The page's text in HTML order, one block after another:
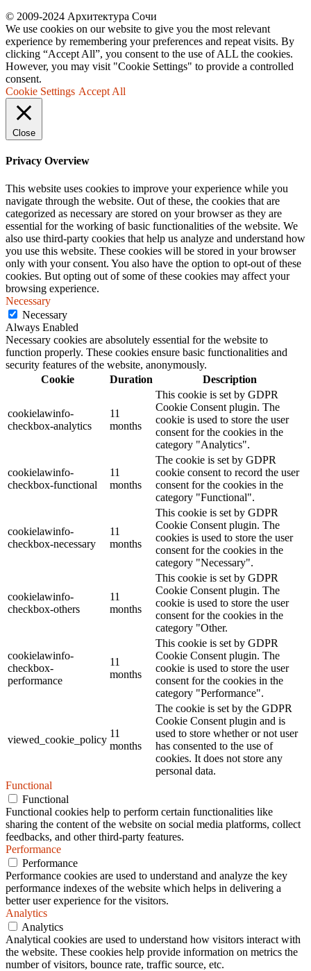
© 2009-2024 Архитектура Сочи
We use cookies on our website to give you the most relevant
experience by remembering your preferences and repeat visits. By
clicking “Accept All”, you consent to the use of ALL the cookies.
However, you may visit "Cookie Settings" to provide a controlled
consent.
Cookie Settings Accept All
Close
Privacy Overview
This website uses cookies to improve your experience while you
navigate through the website. Out of these, the cookies that are
categorized as necessary are stored on your browser as they are
essential for the working of basic functionalities of the website. We
also use third-party cookies that help us analyze and understand how
you use this website. These cookies will be stored in your browser
only with your consent. You also have the option to opt-out of these
cookies. But opting out of some of these cookies may affect your
browsing experience.
Necessary
Necessary
Always Enabled
Necessary cookies are absolutely essential for the website to
function properly. These cookies ensure basic functionalities and
security features of the website, anonymously.
Cookie
Duration Description
cookielawinfo-
checkbox-analytics
11
months
This cookie is set by GDPR
Cookie Consent plugin. The
cookie is used to store the user
consent for the cookies in the
category "Analytics".
cookielawinfo-
checkbox-functional
11
months
The cookie is set by GDPR
cookie consent to record the user
consent for the cookies in the
category "Functional".
cookielawinfo-
checkbox-necessary
11
months
This cookie is set by GDPR
Cookie Consent plugin. The
cookies is used to store the user
consent for the cookies in the
category "Necessary".
cookielawinfo-
checkbox-others
11
months
This cookie is set by GDPR
Cookie Consent plugin. The
cookie is used to store the user
consent for the cookies in the
category "Other.
cookielawinfo-
checkbox-
performance
11
months
This cookie is set by GDPR
Cookie Consent plugin. The
cookie is used to store the user
consent for the cookies in the
category "Performance".
viewed_cookie_policy
11
months
The cookie is set by the GDPR
Cookie Consent plugin and is
used to store whether or not user
has consented to the use of
cookies. It does not store any
personal data.
Functional
Functional
Functional cookies help to perform certain functionalities like
sharing the content of the website on social media platforms, collect
feedbacks, and other third-party features.
Performance
Performance
Performance cookies are used to understand and analyze the key
performance indexes of the website which helps in delivering a
better user experience for the visitors.
Analytics
Analytics
Analytical cookies are used to understand how visitors interact with
the website. These cookies help provide information on metrics the
number of visitors, bounce rate, traffic source, etc.